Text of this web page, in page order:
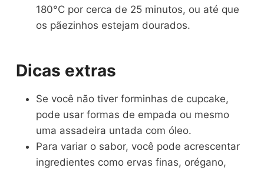
180°C por cerca de 25 minutos, ou até que
os pãezinhos estejam dourados.
Dicas extras
Se você não tiver forminhas de cupcake,
pode usar formas de empada ou mesmo
uma assadeira untada com óleo.
Para variar o sabor, você pode acrescentar
ingredientes como ervas finas, orégano,